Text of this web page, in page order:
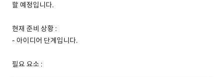
할 예정입니다.
현재 준비 상황 :
- 아이디어 단계입니다.
필요 요소 :